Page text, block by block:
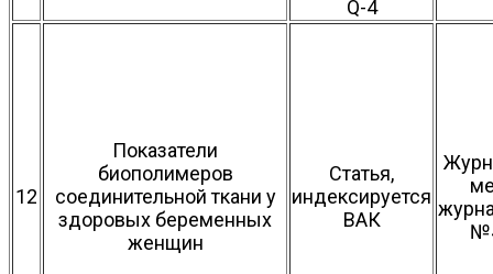
Q-4
12
Показатели
биополимеров
соединительной ткани у
здоровых беременных
женщин
Статья,
индексируется
ВАК